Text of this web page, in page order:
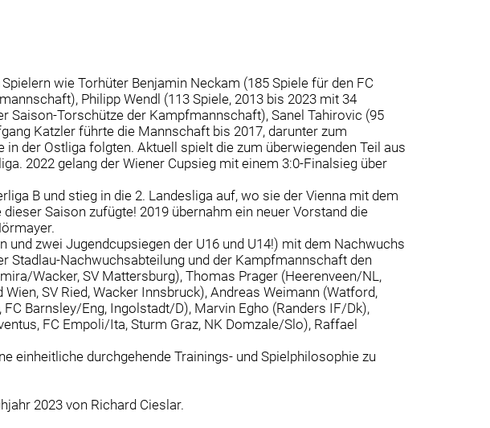
wie Torhüter Benjamin Neckam (185 Spiele für den FC
Philipp Wendl (113 Spiele, 2013 bis 2023 mit 34
Saison-Torschütze der Kampfmannschaft), Sanel Tahirovic (95
Katzler führte die Mannschaft bis 2017, darunter zum
der Ostliga folgten. Aktuell spielt die zum überwiegenden Teil aus
2022 gelang der Wiener Cupsieg mit einem 3:0-Finalsieg über
B und stieg in die 2. Landesliga auf, wo sie der Vienna mit dem
Saison zufügte! 2019 übernahm ein neuer Vorstand die
zwei Jugendcupsiegen der U16 und U14!) mit dem Nachwuchs
Stadlau-Nachwuchsabteilung und der Kampfmannschaft den
Wacker, SV Mattersburg), Thomas Prager (Heerenveen/NL,
SV Ried, Wacker Innsbruck), Andreas Weimann (Watford,
Barnsley/Eng, Ingolstadt/D), Marvin Egho (Randers IF/Dk),
FC Empoli/Ita, Sturm Graz, NK Domzale/Slo), Raffael
einheitliche durchgehende Trainings- und Spielphilosophie zu
2023 von Richard Cieslar.